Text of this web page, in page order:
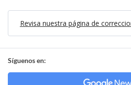
Revisa nuestra página de
Síguenos en: